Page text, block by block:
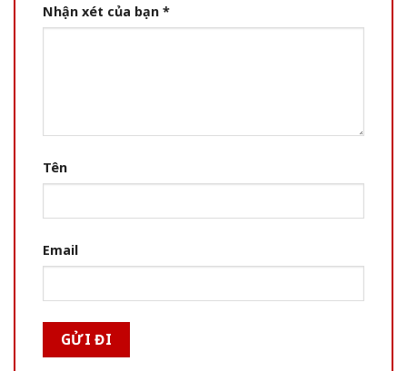
Nhận xét của bạn *
Tên
Email